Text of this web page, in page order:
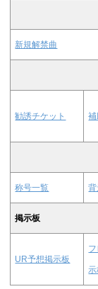
新規解禁曲
勧誘チケット 補
称号一覧
掲示板
UR予想掲示板
示